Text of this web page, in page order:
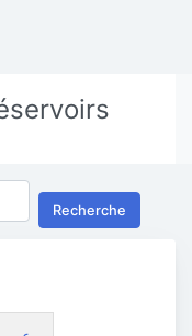
Recherche